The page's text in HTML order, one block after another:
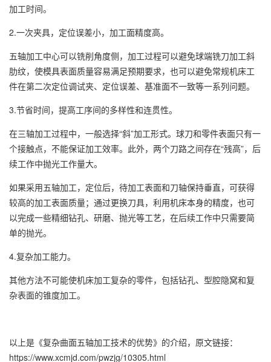
加工时间。
2.一次夹具，定位误差小，加工面精度高。
五轴加工中心可以铣削角度侧，加工过程可以避免球端铣刀加工斜
肋纹，使模具表面质量容易满足预期要求，也可以避免常规机床工
件在第二次定位调试夹、定位误差、基准面不一致等一系列问题。
3.节省时间，提高工序间的多样性和连贯性。
在三轴加工过程中，一般选择“斜”加工形式。球刀和零件表面只有一
个接触点，不能保证加工效率。此外，两个刀路之间存在“残高”，后
续工作中抛光工作量大。
如果采用五轴加工，定位后，待加工表面和刀轴保持垂直，可获得
较高的加工表面质量；通过更换刀具，利用机床本身的精度，也可
以完成一些精细钻孔、研磨、抛光等工艺，在后续工作中只需要简
单的抛光。
4.复杂加工能力。
其他方法不可能使机床加工复杂的零件，包括钻孔、型腔隐窝和复
杂表面的锥度加工。
以上是 《复杂曲面五轴加工技术的优势》 的介绍，原文链接：
https://www.xcmjd.com/pwzjg/10305.html